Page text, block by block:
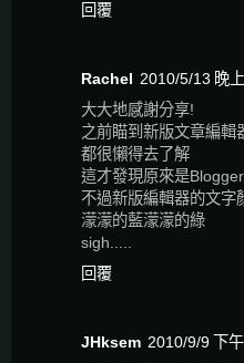
回覆
Rachel 2010/5/13 晚
大大地感謝分享!
之前瞄到新版文章編輯
都很懶得去了解
這才發現原來是
不過新版編輯器的文字
濛濛的藍濛濛的綠
sigh.....
回覆
JHksem 2010/9/9 下